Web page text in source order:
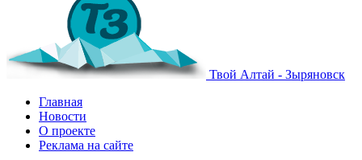
Твой Алтай - Зыряновск
Главная
Новости
О проекте
Реклама на сайте